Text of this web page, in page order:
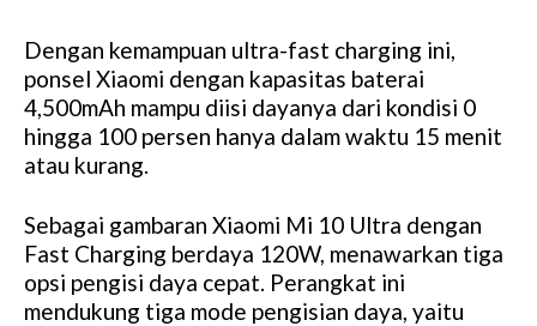
Dengan kemampuan ultra-fast charging ini,
ponsel Xiaomi dengan kapasitas baterai
4,500mAh mampu diisi dayanya dari kondisi 0
hingga 100 persen hanya dalam waktu 15 menit
atau kurang.
Sebagai gambaran Xiaomi Mi 10 Ultra dengan
Fast Charging berdaya 120W, menawarkan tiga
opsi pengisi daya cepat. Perangkat ini
mendukung tiga mode pengisian daya, yaitu